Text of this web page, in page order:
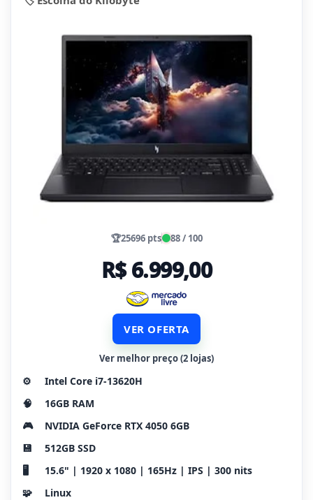
🏆25696 pts 88 / 100
R$ 6.999,00
VER OFERTA
Ver melhor preço (2 lojas)
⚙️
Intel Core i7-13620H
🧠
16GB RAM
🎮
NVIDIA GeForce RTX 4050 6GB
💾
512GB SSD
🖥️
15.6" | 1920 x 1080 | 165Hz | IPS | 300 nits
🧩
Linux